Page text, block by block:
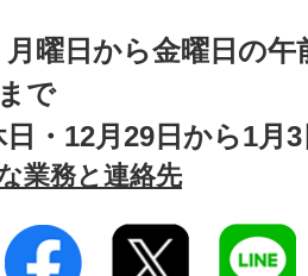
月曜日から金曜日の午
で
日・12月29日から1月
業務と連絡先